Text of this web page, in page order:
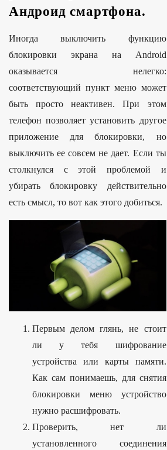
Андроид смартфона.
Иногда выключить функцию
блокировки экрана на Android
оказывается нелегко:
соответствующий пункт меню может
быть просто неактивен. При этом
телефон позволяет установить другое
приложение для блокировки, но
выключить ее совсем не дает. Если ты
столкнулся с этой проблемой и
убирать блокировку действительно
есть смысл, то вот как этого добиться.
Первым делом глянь, не стоит
ли у тебя шифрование
устройства или карты памяти.
Как сам понимаешь, для снятия
блокировки меню устройство
нужно расшифровать.
Проверить, нет ли
установленного соединения